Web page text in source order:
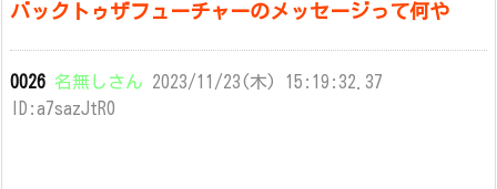
バックトゥザフューチャーのメッセージって何や
0026 名無しさん 2023/11/23(木) 15:19:32.37
ID:a7sazJtR0